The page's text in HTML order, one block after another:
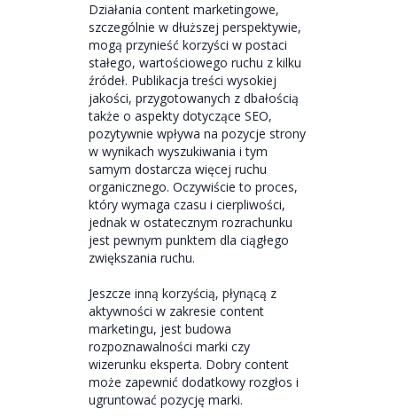
Działania content marketingowe,
szczególnie w dłuższej perspektywie,
mogą przynieść korzyści w postaci
stałego, wartościowego ruchu z kilku
źródeł. Publikacja treści wysokiej
jakości, przygotowanych z dbałością
także o aspekty dotyczące SEO,
pozytywnie wpływa na pozycje strony
w wynikach wyszukiwania i tym
samym dostarcza więcej ruchu
organicznego. Oczywiście to proces,
który wymaga czasu i cierpliwości,
jednak w ostatecznym rozrachunku
jest pewnym punktem dla ciągłego
zwiększania ruchu.
Jeszcze inną korzyścią, płynącą z
aktywności w zakresie content
marketingu, jest budowa
rozpoznawalności marki czy
wizerunku eksperta. Dobry content
może zapewnić dodatkowy rozgłos i
ugruntować pozycję marki.